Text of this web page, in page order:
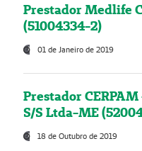
Prestador Medlife
(51004334-2)
01 de Janeiro de 2019
Prestador
S/S Ltda-ME
18 de Outubro de 2019